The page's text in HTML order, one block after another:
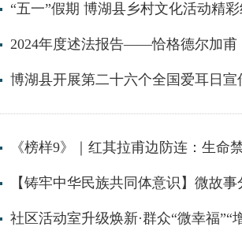
“五一”假期 博湖县乡村文化活动精
2024年度述法报告——恰格德尔加甫
博湖县开展第二十六个全国爱耳日宣
《榜样9》｜红其拉甫边防连：生命
社区活动室升级焕新·群众“微幸福”“